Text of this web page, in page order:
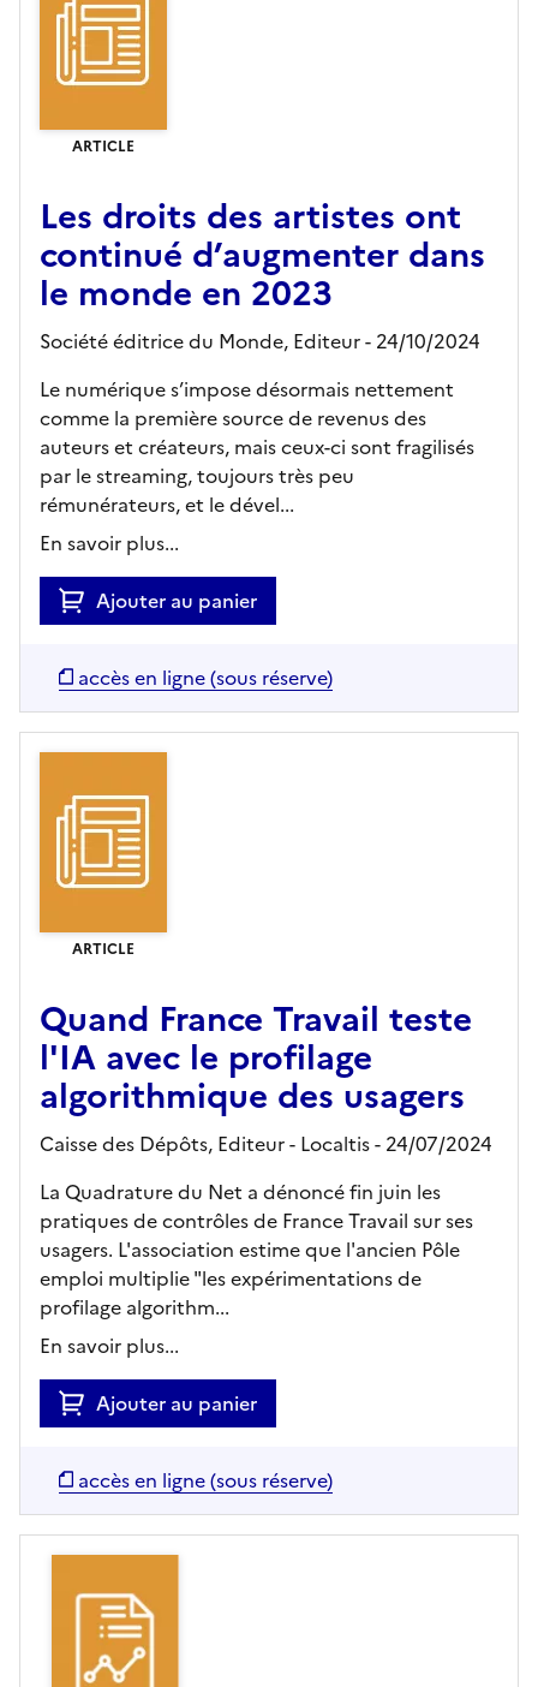
ARTICLE
Les droits des artistes ont
continué d’augmenter dans
le monde en 2023
Société éditrice du Monde, Editeur- 24/10/2024
Le numérique s’impose désormais nettement
comme la première source de revenus des
auteurs et créateurs, mais ceux-ci sont fragilisés
par le streaming, toujours très peu
rémunérateurs, et le dével...
En savoir plus...
Ajouter au panier
accès en ligne (sous réserve)
ARTICLE
Quand France Travail teste
l'IA avec le profilage
algorithmique des usagers
Caisse des Dépôts, Editeur- Localtis- 24/07/2024
La Quadrature du Net a dénoncé fin juin les
pratiques de contrôles de France Travail sur ses
usagers. L'association estime que l'ancien Pôle
emploi multiplie "les expérimentations de
profilage algorithm...
En savoir plus...
Ajouter au panier
accès en ligne (sous réserve)